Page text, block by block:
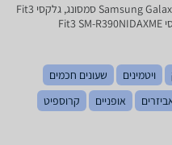
‏שעון ספורט Samsung Galaxy Fit 3 SM - R 390 NIDAXME סמסונג, גלקסי Fit3
ויטמינים
שעונים חכמים
אופניים
קרוספיט